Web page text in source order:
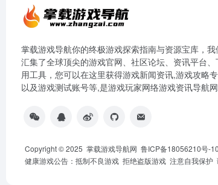
掌载游戏导航你的终极游戏探索指南与资源宝库，
汇集了全球顶尖的游戏官网、社区论坛、资讯平台
用工具，您可以在这里获得游戏新闻资讯,游戏攻略
以及游戏测试账号等,是游戏玩家网络游戏资讯导航网
Copyright © 2025 掌载游戏导航网 鲁ICP备18056210号-10
健康游戏公告：抵制不良游戏 拒绝盗版游戏 注意自我保